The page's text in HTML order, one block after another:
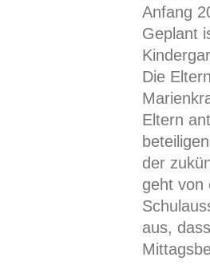
Anfang
Geplant
Die
Eltern
der
geht von
aus,